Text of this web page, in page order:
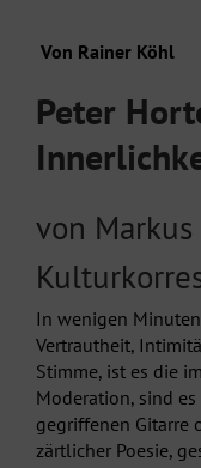
Von Rainer Köhl
Peter
von
In wenigen
Vertrautheit,
Stimme, ist es die
Moderation, sind
gegriffenen Gitarre
zärtlicher Poesie,